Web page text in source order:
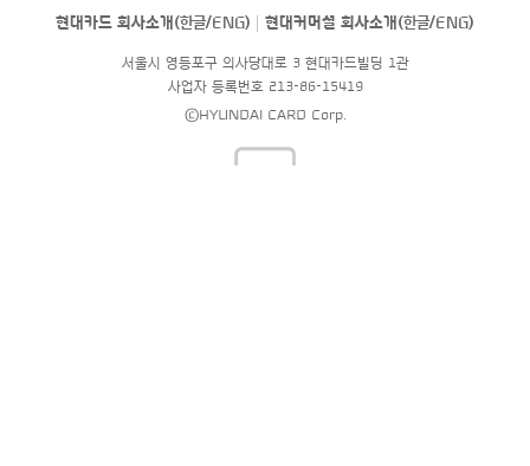
현대카드 회사소개(한글/ENG) 현대커머셜 회사소개(한글/ENG)
서울시 영등포구 의사당대로 3 현대카드빌딩 1관
사업자 등록번호 213-86-15419
©HYUNDAI CARD Corp.